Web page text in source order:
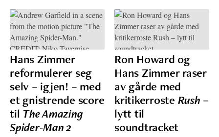
Hans Zimmer
reformulerer seg
selv – igjen! – med
et gnistrende score
til The Amazing
Spider-Man 2
Ron Howard og
Hans Zimmer raser
av gårde med
kritikerroste Rush –
lytt til
soundtracket